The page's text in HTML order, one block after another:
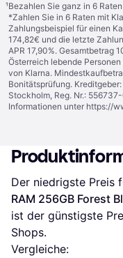
¹Bezahlen Sie ganz in 6
*Zahlen Sie in 6 Raten mit
Zahlungsbeispiel für einen
174,82€ und die letzte
APR 17,90%. Gesamtbetrag
Österreich lebende
von Klarna.
Bonitätsprüfung.
Stockholm, Reg. Nr.:
Informationen unter https://
Der niedrigste Preis
RAM 256GB Forest
ist der günstigste
Shops.
Vergleiche: